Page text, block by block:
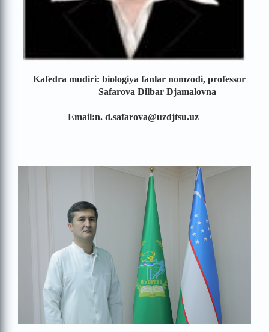
Kafedra mudiri: biologiya fanlar nomzodi, professor
Safarova Dilbar Djamalovna
Email:n. d.safarova@uzdjtsu.uz